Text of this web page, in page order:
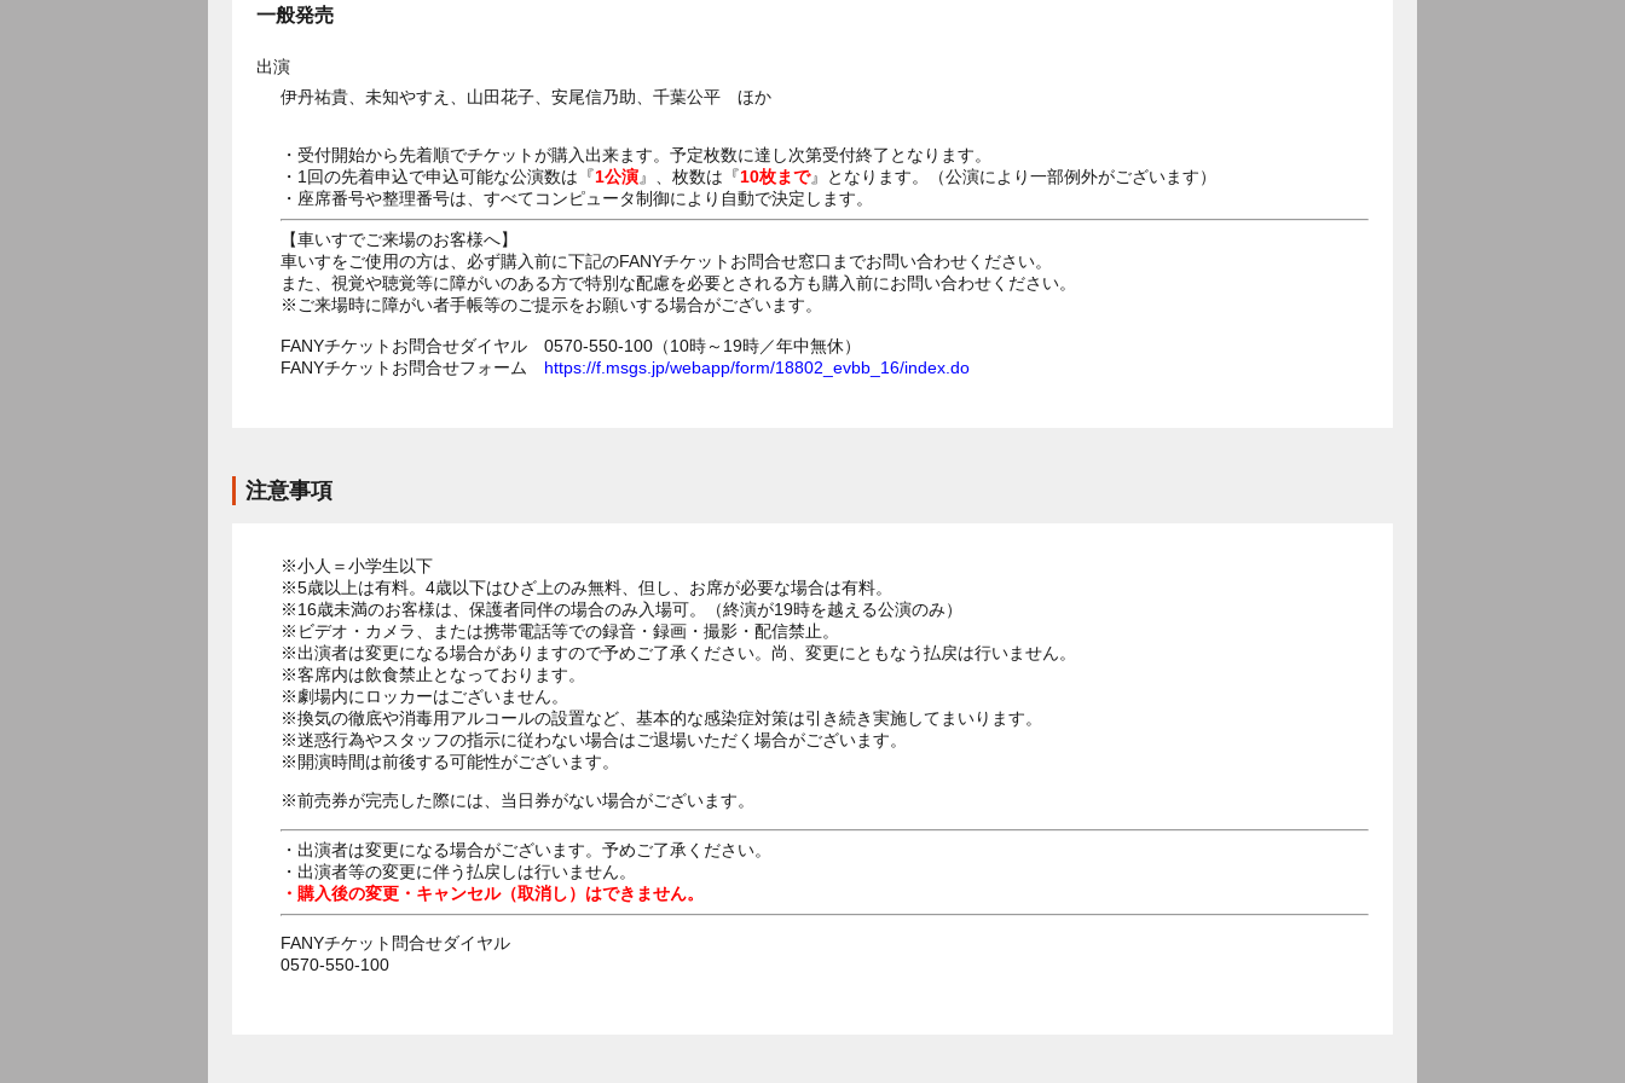
一般発売
出演
伊丹祐貴、未知やすえ、山田花子、安尾信乃助、千葉公平 ほか
・受付開始から先着順でチケットが購入出来ます。予定枚数に達し次第受付終了となります。
・1回の先着申込で申込可能な公演数は『1公演』、枚数は『10枚まで』となります。（公演により一部例外がございます）
・座席番号や整理番号は、すべてコンピュータ制御により自動で決定します。
【車いすでご来場のお客様へ】
車いすをご使用の方は、必ず購入前に下記のFANYチケットお問合せ窓口までお問い合わせください。
また、視覚や聴覚等に障がいのある方で特別な配慮を必要とされる方も購入前にお問い合わせください。
※ご来場時に障がい者手帳等のご提示をお願いする場合がございます。
FANYチケットお問合せダイヤル 0570-550-100（10時～19時／年中無休）
FANYチケットお問合せフォーム https://f.msgs.jp/webapp/form/18802_evbb_16/index.do
注意事項
※小人＝小学生以下
※5歳以上は有料。4歳以下はひざ上のみ無料、但し、お席が必要な場合は有料。
※16歳未満のお客様は、保護者同伴の場合のみ入場可。（終演が19時を越える公演のみ）
※ビデオ・カメラ、または携帯電話等での録音・録画・撮影・配信禁止。
※出演者は変更になる場合がありますので予めご了承ください。尚、変更にともなう払戻は行いません。
※客席内は飲食禁止となっております。
※劇場内にロッカーはございません。
※換気の徹底や消毒用アルコールの設置など、基本的な感染症対策は引き続き実施してまいります。
※迷惑行為やスタッフの指示に従わない場合はご退場いただく場合がございます。
※開演時間は前後する可能性がございます。
※前売券が完売した際には、当日券がない場合がございます。
・出演者は変更になる場合がございます。予めご了承ください。
・出演者等の変更に伴う払戻しは行いません。
・購入後の変更・キャンセル（取消し）はできません。
FANYチケット問合せダイヤル
0570-550-100